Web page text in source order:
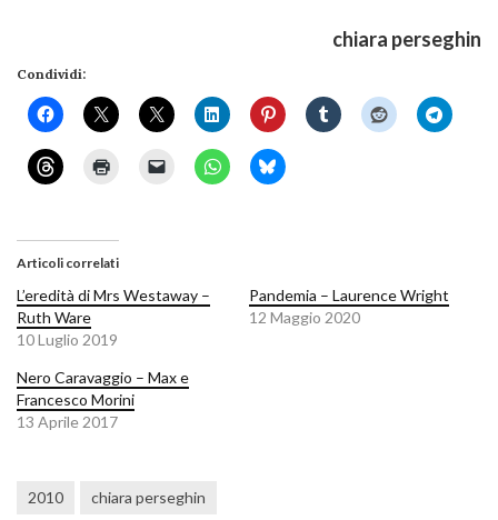
chiara perseghin
Condividi:
Articoli correlati
L’eredità di Mrs Westaway –
Ruth Ware
10 Luglio 2019
Pandemia – Laurence Wright
12 Maggio 2020
Nero Caravaggio – Max e
Francesco Morini
13 Aprile 2017
2010 chiara perseghin